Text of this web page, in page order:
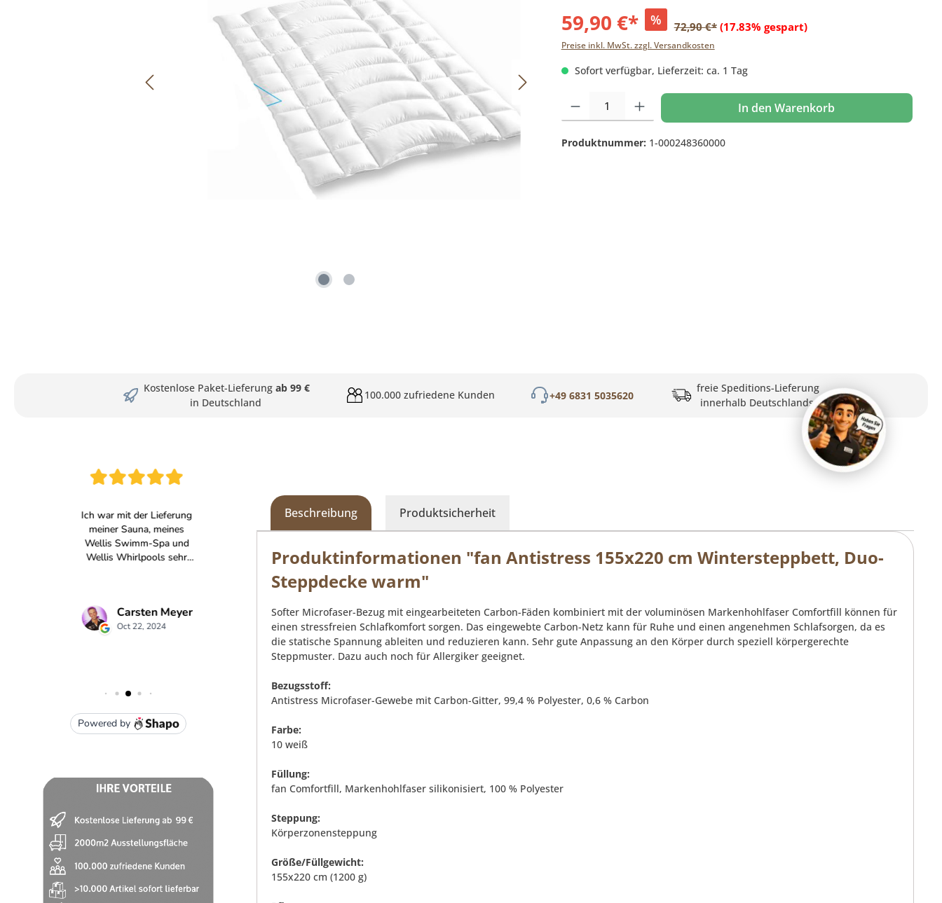
59,90 €* % 72,90 €* (17.83% gespart)
Preise inkl. MwSt. zzgl. Versandkosten
Sofort verfügbar, Lieferzeit: ca. 1 Tag
Produkt Anzahl: Gib den gewünschten Wert ein oder benutze die Schaltflächen um die
In den Warenkorb
Produktnummer: 1-000248360000
Kostenlose Paket-Lieferung ab 99 €
in Deutschland
100.000 zufriedene Kunden +49 6831 5035620
freie Speditions-Lieferung
innerhalb Deutschlands
Beschreibung Produktsicherheit
Produktinformationen "fan Antistress 155x220 cm Wintersteppbett, Duo-
Steppdecke warm"
Softer Microfaser-Bezug mit eingearbeiteten Carbon-Fäden kombiniert mit der voluminösen Markenhohlfaser Comfortfill können für
einen stressfreien Schlafkomfort sorgen. Das eingewebte Carbon-Netz kann für Ruhe und einen angenehmen Schlafsorgen, da es
die statische Spannung ableiten und reduzieren kann. Sehr gute Anpassung an den Körper durch speziell körpergerechte
Steppmuster. Dazu auch noch für Allergiker geeignet.
Bezugsstoff:
Antistress Microfaser-Gewebe mit Carbon-Gitter, 99,4 % Polyester, 0,6 % Carbon
Farbe:
10 weiß
Füllung:
fan Comfortfill, Markenhohlfaser silikonisiert, 100 % Polyester
Steppung:
Körperzonensteppung
Größe/Füllgewicht:
155x220 cm (1200 g)